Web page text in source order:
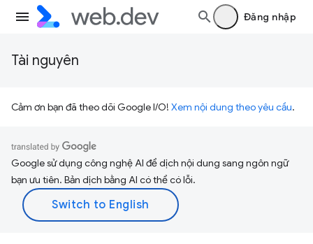
Đăng nhập
Tài nguyên
Cảm ơn bạn đã theo dõi Google I/O! Xem nội dung theo yêu cầu.
Google sử dụng công nghệ AI để dịch nội dung sang ngôn ngữ
bạn ưu tiên. Bản dịch bằng AI có thể có lỗi.